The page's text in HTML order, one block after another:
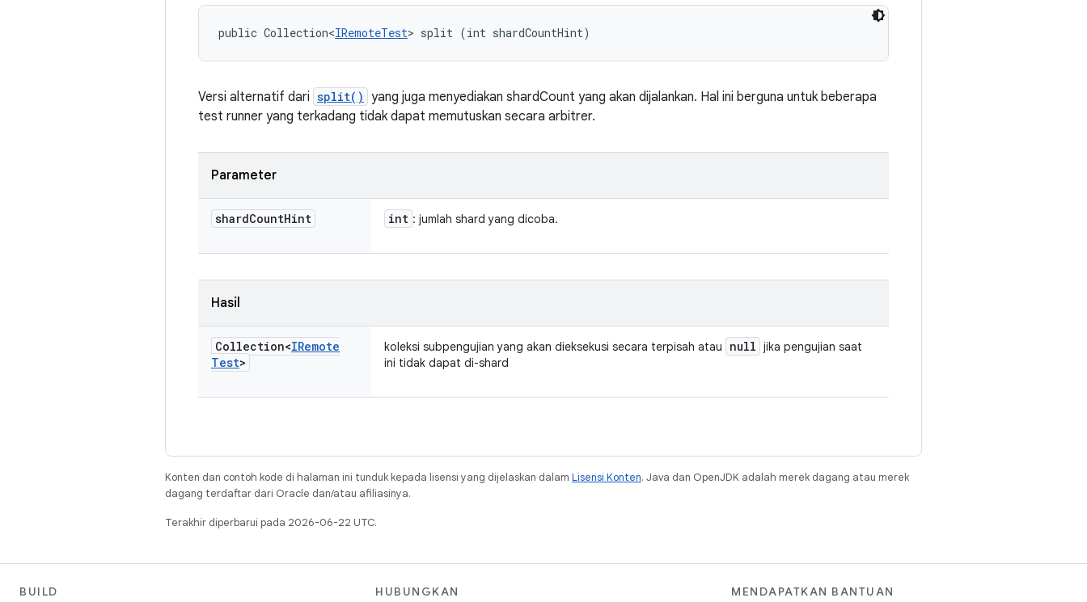
public Collection<IRemoteTest> split (int shardCountHint)
Versi alternatif dari split() yang juga menyediakan shardCount yang akan dijalankan. Hal ini berguna untuk beberapa
test runner yang terkadang tidak dapat memutuskan secara arbitrer.
Parameter
shardCountHint int : jumlah shard yang dicoba.
Hasil
Collection<IRemote
Test>
koleksi subpengujian yang akan dieksekusi secara terpisah atau null jika pengujian saat
ini tidak dapat di-shard
Konten dan contoh kode di halaman ini tunduk kepada lisensi yang dijelaskan dalam Lisensi Konten. Java dan OpenJDK adalah merek dagang atau merek
dagang terdaftar dari Oracle dan/atau afiliasinya.
Terakhir diperbarui pada 2026-06-22 UTC.
BUILD HUBUNGKAN MENDAPATKAN BANTUAN